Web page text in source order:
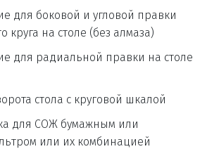
для боковой и угловой правки
круга на столе (без алмаза)
для радиальной правки на столе
стола с круговой шкалой
для СОЖ бумажным или
или их комбинацией